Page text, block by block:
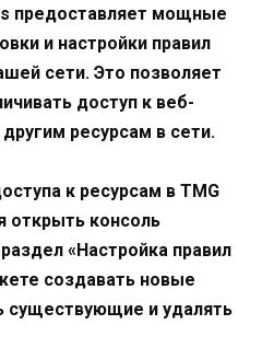
предоставляет мощные
и настройки правил
сети. Это позволяет
доступ к веб-
ресурсам в сети.
к ресурсам в TMG
открыть консоль
«Настройка правил
создавать новые
существующие и удалять